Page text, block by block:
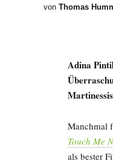
von Thomas
Adina
Manchmal
Touch Me
als bester